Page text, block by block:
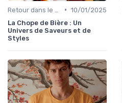
• 10/01/2025
La Chope de Bière : Un
Univers de Saveurs et de
Styles